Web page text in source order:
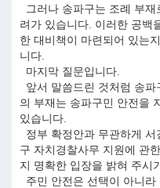
그러나 송파구는 조례 부
려가 있습니다. 이러한 공백
한 대비책이 마련되어 있는
니다.
마지막 질문입니다.
앞서 말씀드린 것처럼 송파
의 부재는 송파구민 안전을
있습니다.
정부 확정안과 무관하게
구 자치경찰사무 지원에 관
지 명확한 입장을 밝혀 주시
주민 안전은 선택이 아니